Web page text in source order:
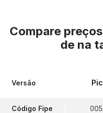
Compare
de na
Versão
Código Fipe